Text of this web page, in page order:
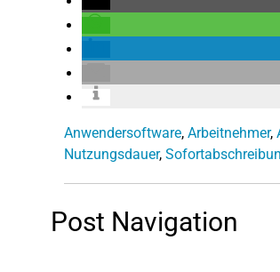
Anwendersoftware, Arbeitnehmer,
Nutzungsdauer,
Post Navigation